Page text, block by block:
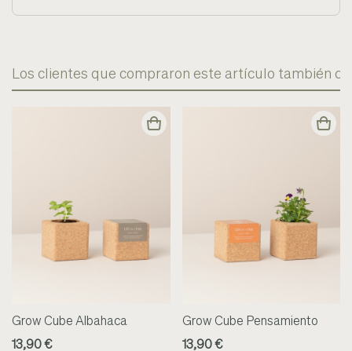
Los clientes que compraron este artículo también
Grow Cube Albahaca
13,90 €
Grow Cube Pensamiento
13,90 €